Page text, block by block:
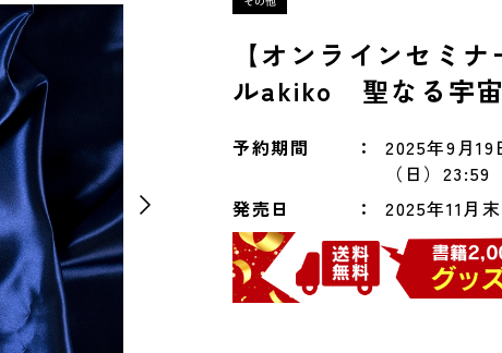
【オンラインセミ
ルakiko 聖なる宇
予約期間
2025年9月19
（日）23:59
発売日
2025年11月